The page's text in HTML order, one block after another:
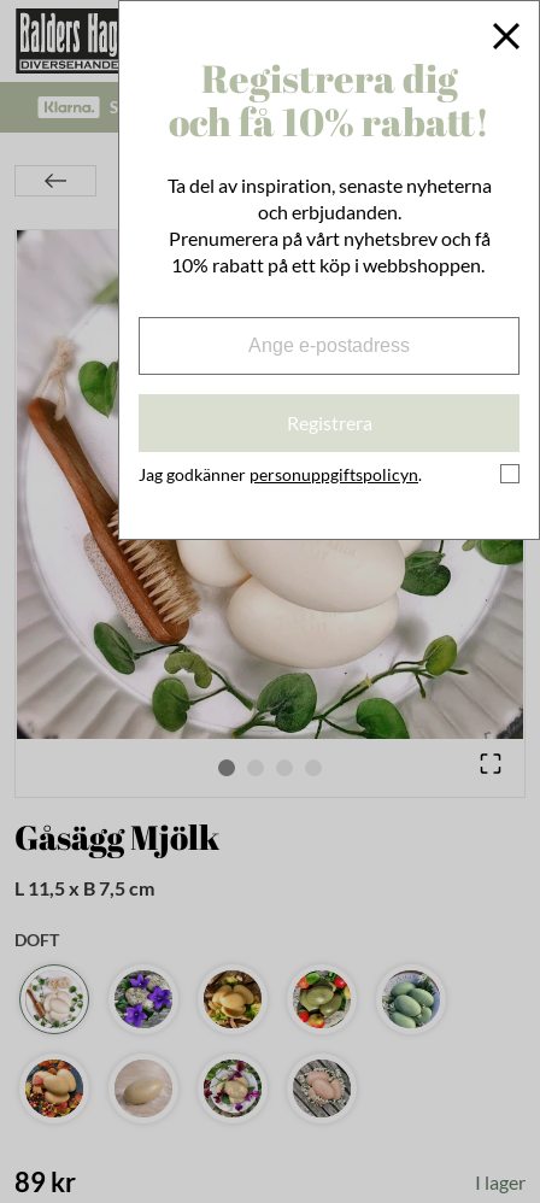
SÄKRA BETALNINGAR MED KLARNA CHECKOUT!
Gåsägg Mjölk
Gåsägg Mjölk
L 11,5 x B 7,5 cm
DOFT
89 kr I lager
Registrera dig
och få 10% rabatt!
Ta del av inspiration, senaste nyheterna
och erbjudanden.
Prenumerera på vårt nyhetsbrev och få
10% rabatt på ett köp i webbshoppen.
Registrera
Jag godkänner personuppgiftspolicyn.